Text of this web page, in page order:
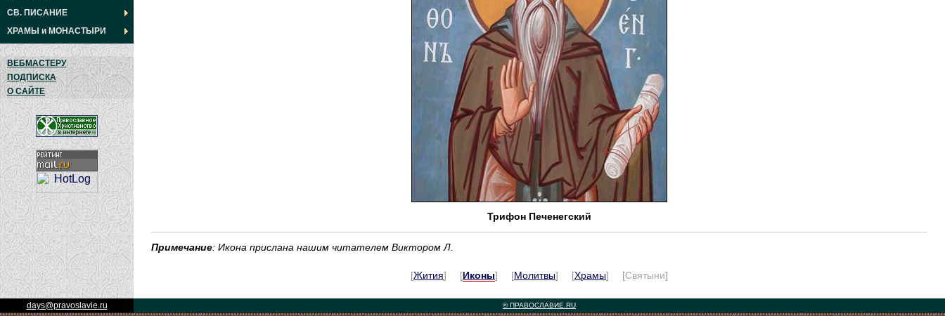
СВ. ПИСАНИЕ
ХРАМЫ и МОНАСТЫРИ
ВЕБМАСТЕРУ
ПОДПИСКА
О САЙТЕ
Трифон Печенегский
Примечание: Икона прислана нашим читателем Виктором Л.
[Жития] [Иконы] [Молитвы] [Храмы] [Святыни]
days@pravoslavie.ru © ПРАВОСЛАВИЕ.RU